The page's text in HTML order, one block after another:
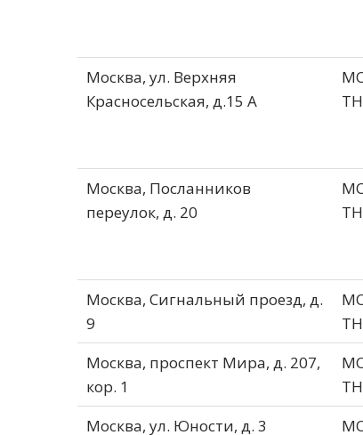
Москва, ул. Верхняя
Красносельская, д.15 А
Москва, Посланников
переулок, д. 20
Москва, Сигнальный проезд, д.
9
Москва, проспект Мира, д. 207,
кор. 1
Москва, ул. Юности, д. 3